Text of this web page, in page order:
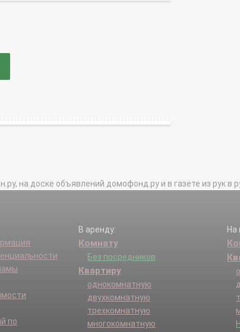
на доске объявлений домофонд.ру и в газете из рук в
по
В аренду:
Комнату
Без посредников
Квартиру
однокомнатную
двухкомнатную
трехкомнатную
многокомнатную
На